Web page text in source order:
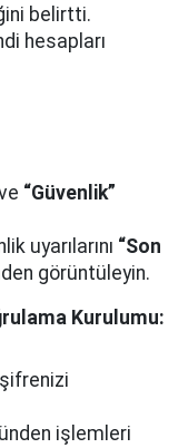
belirtti.
hesapları
“Güvenlik”
uyarılarını “Son
görüntüleyin.
Kurulumu:
işlemleri